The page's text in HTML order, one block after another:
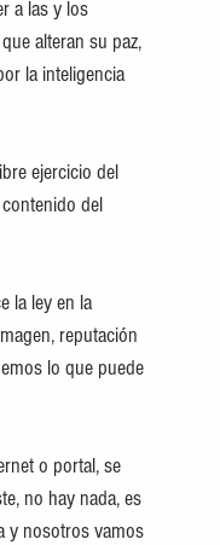
a las y los
alteran su paz,
la inteligencia
ejercicio del
del
la ley en la
reputación
lo que puede
o portal, se
no hay nada, es
y nosotros vamos